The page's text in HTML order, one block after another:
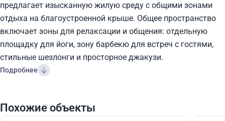
предлагает изысканную жилую среду с общими зонами
отдыха на благоустроенной крыше. Общее пространство
включает зоны для релаксации и общения: отдельную
площадку для йоги, зону барбекю для встреч с гостями,
стильные шезлонги и просторное джакузи.
Подробнее
Похожие объекты